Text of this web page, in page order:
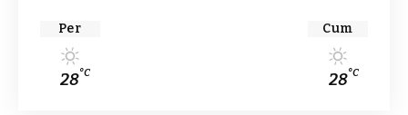
Per
28°C
Cum
28°C